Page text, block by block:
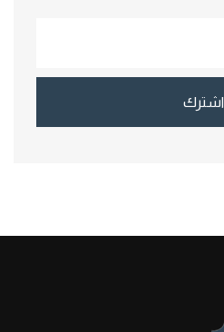
اشترك